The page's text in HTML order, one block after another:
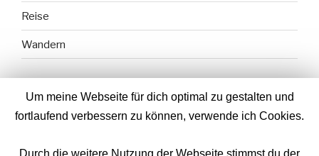
Reise
Wandern
Um meine Webseite für dich optimal zu gestalten und
fortlaufend verbessern zu können, verwende ich Cookies.